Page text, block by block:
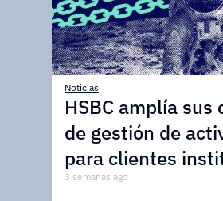
Noticias
HSBC amplía sus
de gestión de
para clientes
3 semanas ago